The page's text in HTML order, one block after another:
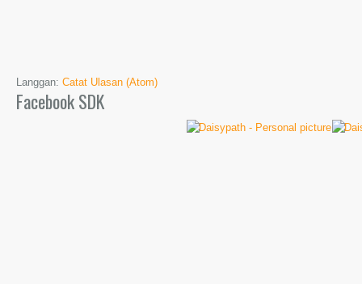
Langgan: Catat Ulasan (Atom)
Facebook SDK